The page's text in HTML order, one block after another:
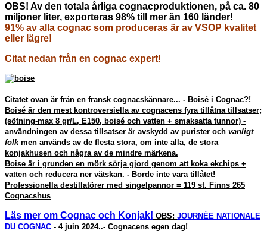
OBS! Av den totala årliga cognacproduktionen, på ca. 80
miljoner liter, exporteras 98% till mer än 160 länder!
91% av alla cognac som produceras är av VSOP kvalitet
eller lägre!
Citat nedan från en cognac expert!
Citatet ovan är från en fransk cognacskännare... - Boisé i Cognac?!
Boisé är den mest kontroversiella av cognacens fyra tillåtna tillsatser;
(sötning-max 8 gr/L, E150, boisé och vatten + smaksatta tunnor) -
användningen av dessa tillsatser är avskydd av purister och vanligt
folkmen används av de flesta stora, om inte alla, de stora
konjakhusen och några av de mindre märkena.
Boise är i grunden en mörk sörja gjord genom att koka ekchips +
vatten och reducera ner vätskan. - Borde inte vara tillåtet!
Professionella destillatörer med singelpannor = 119 st. Finns 265
Cognacshus
Läs mer om Cognac och Konjak! OBS: JOURNÉE NATIONALE
DU COGNAC - 4 juin 2024..- Cognacens egen dag!